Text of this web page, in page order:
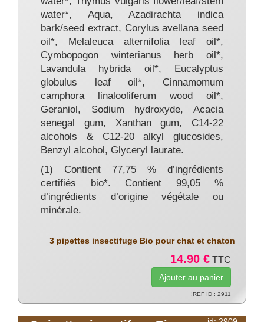
water*, Aqua, Azadirachta indica
bark/seed extract, Corylus avellana seed
oil*, Melaleuca alternifolia leaf oil*,
Cymbopogon winterianus herb oil*,
Lavandula hybrida oil*, Eucalyptus
globulus leaf oil*, Cinnamomum
camphora linalooliferum wood oil*,
Geraniol, Sodium hydroxyde, Acacia
senegal gum, Xanthan gum, C14-22
alcohols & C12-20 alkyl glucosides,
Benzyl alcohol, Glyceryl laurate.
(1) Contient 77,75 % d’ingrédients
certifiés bio*. Contient 99,05 %
d’ingrédients d’origine végétale ou
minérale.
3 pipettes insectifuge Bio pour chat et chaton
14.90 € TTC
!REF ID : 2911